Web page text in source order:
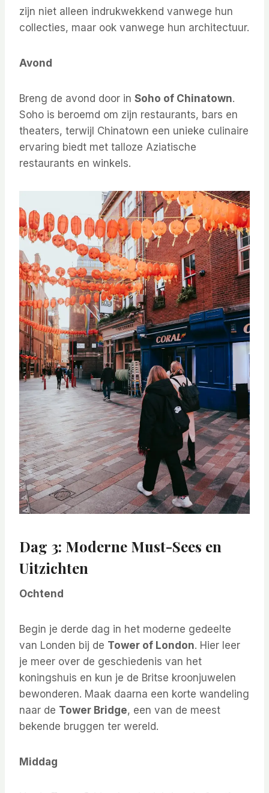
zijn niet alleen indrukwekkend vanwege hun
collecties, maar ook vanwege hun architectuur.
Avond
Breng de avond door in Soho of Chinatown.
Soho is beroemd om zijn restaurants, bars en
theaters, terwijl Chinatown een unieke culinaire
ervaring biedt met talloze Aziatische
restaurants en winkels.
Dag 3: Moderne Must-Sees en
Uitzichten
Ochtend
Begin je derde dag in het moderne gedeelte
van Londen bij de Tower of London. Hier leer
je meer over de geschiedenis van het
koningshuis en kun je de Britse kroonjuwelen
bewonderen. Maak daarna een korte wandeling
naar de Tower Bridge, een van de meest
bekende bruggen ter wereld.
Middag